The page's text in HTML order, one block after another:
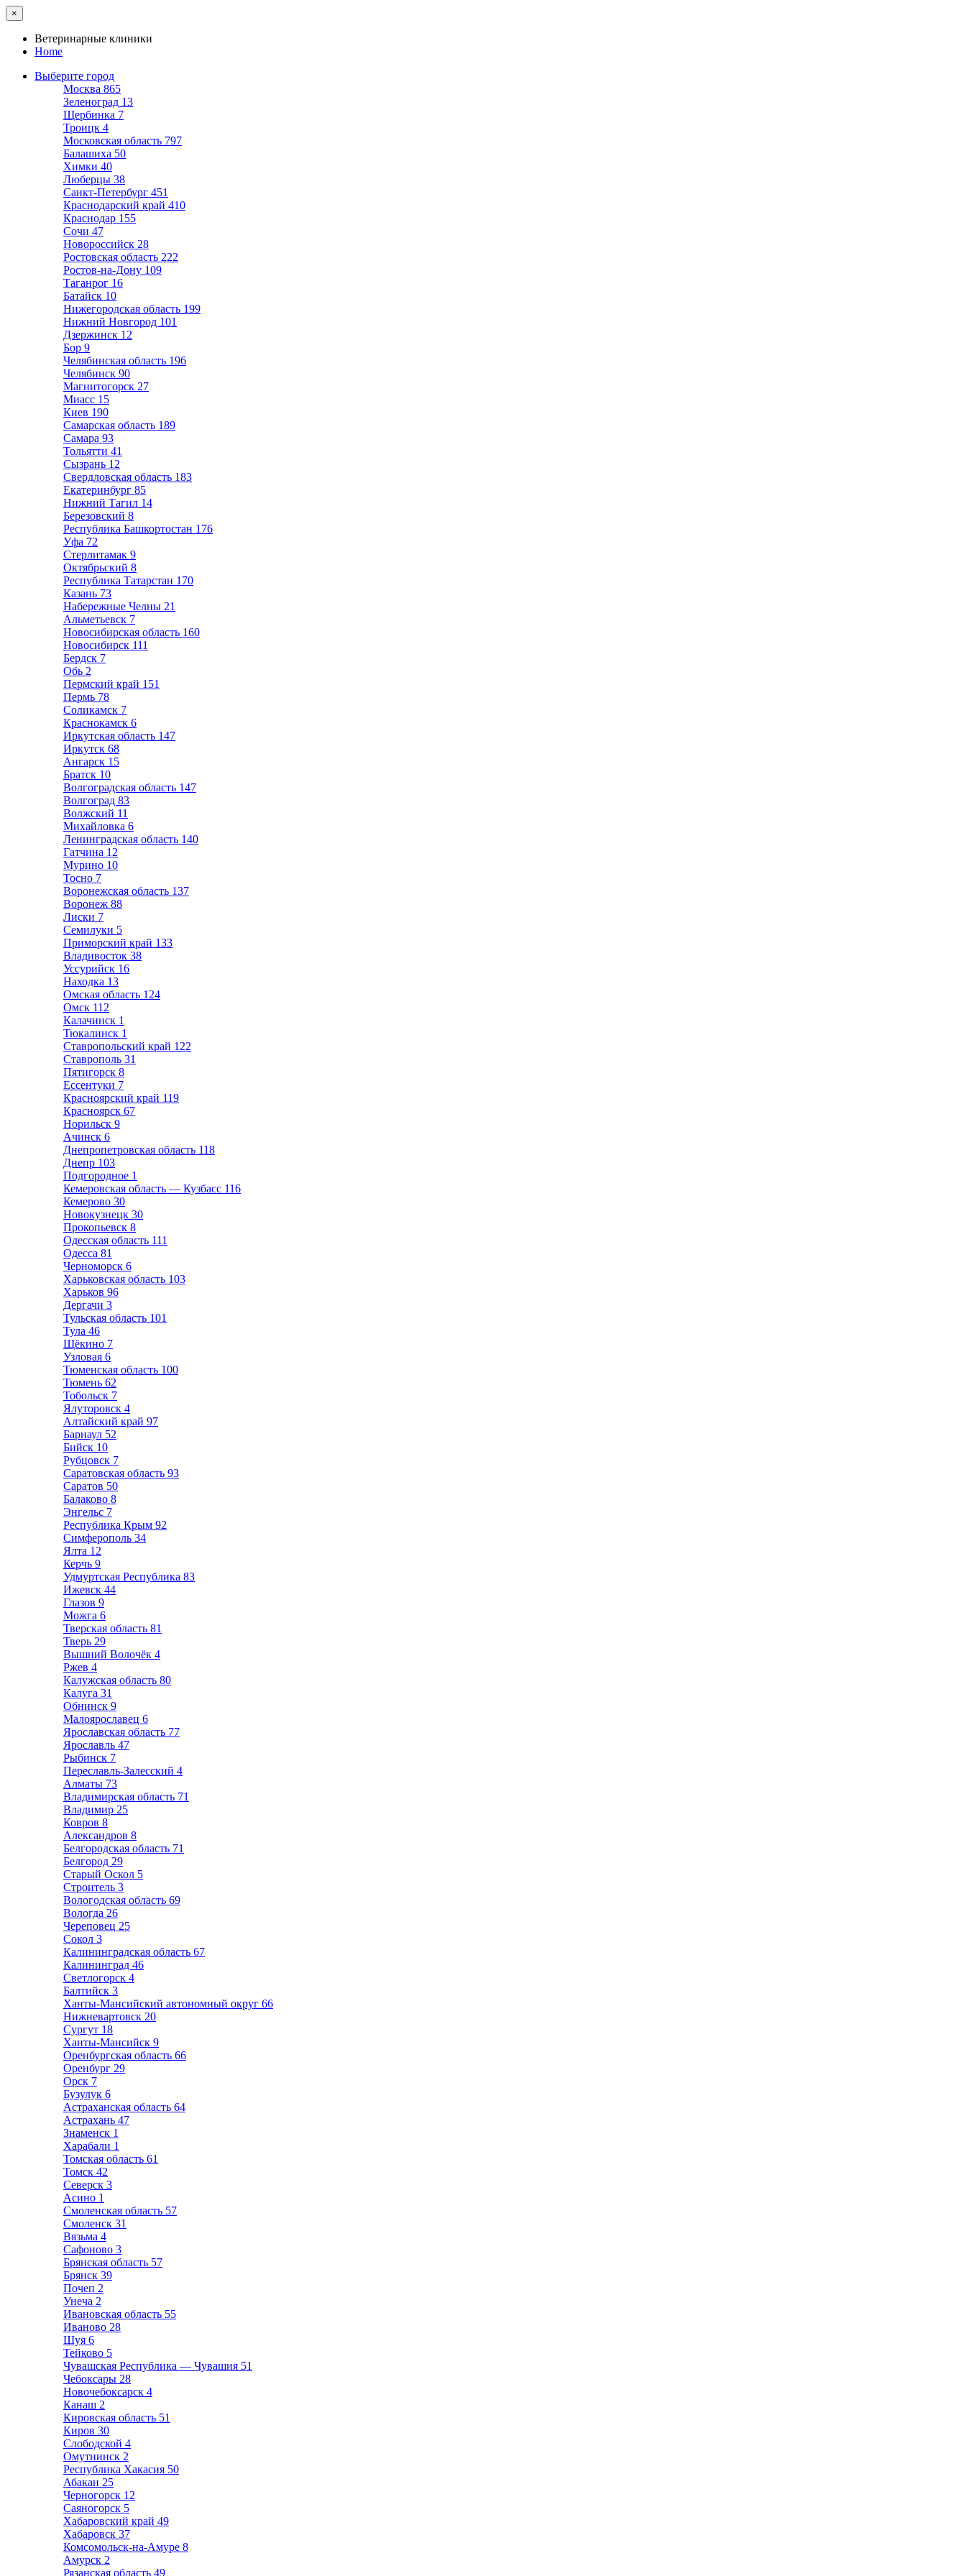
×
Ветеринарные клиники
Home
Выберите город
Москва 865
Зеленоград 13
Щербинка 7
Троицк 4
Московская область 797
Балашиха 50
Химки 40
Люберцы 38
Санкт-Петербург 451
Краснодарский край 410
Краснодар 155
Сочи 47
Новороссийск 28
Ростовская область 222
Ростов-на-Дону 109
Таганрог 16
Батайск 10
Нижегородская область 199
Нижний Новгород 101
Дзержинск 12
Бор 9
Челябинская область 196
Челябинск 90
Магнитогорск 27
Миасс 15
Киев 190
Самарская область 189
Самара 93
Тольятти 41
Сызрань 12
Свердловская область 183
Екатеринбург 85
Нижний Тагил 14
Березовский 8
Республика Башкортостан 176
Уфа 72
Стерлитамак 9
Октябрьский 8
Республика Татарстан 170
Казань 73
Набережные Челны 21
Альметьевск 7
Новосибирская область 160
Новосибирск 111
Бердск 7
Обь 2
Пермский край 151
Пермь 78
Соликамск 7
Краснокамск 6
Иркутская область 147
Иркутск 68
Ангарск 15
Братск 10
Волгоградская область 147
Волгоград 83
Волжский 11
Михайловка 6
Ленинградская область 140
Гатчина 12
Мурино 10
Тосно 7
Воронежская область 137
Воронеж 88
Лиски 7
Семилуки 5
Приморский край 133
Владивосток 38
Уссурийск 16
Находка 13
Омская область 124
Омск 112
Калачинск 1
Тюкалинск 1
Ставропольский край 122
Ставрополь 31
Пятигорск 8
Ессентуки 7
Красноярский край 119
Красноярск 67
Норильск 9
Ачинск 6
Днепропетровская область 118
Днепр 103
Подгородное 1
Кемеровская область — Кузбасс 116
Кемерово 30
Новокузнецк 30
Прокопьевск 8
Одесская область 111
Одесса 81
Черноморск 6
Харьковская область 103
Харьков 96
Дергачи 3
Тульская область 101
Тула 46
Щёкино 7
Узловая 6
Тюменская область 100
Тюмень 62
Тобольск 7
Ялуторовск 4
Алтайский край 97
Барнаул 52
Бийск 10
Рубцовск 7
Саратовская область 93
Саратов 50
Балаково 8
Энгельс 7
Республика Крым 92
Симферополь 34
Ялта 12
Керчь 9
Удмуртская Республика 83
Ижевск 44
Глазов 9
Можга 6
Тверская область 81
Тверь 29
Вышний Волочёк 4
Ржев 4
Калужская область 80
Калуга 31
Обнинск 9
Малоярославец 6
Ярославская область 77
Ярославль 47
Рыбинск 7
Переславль-Залесский 4
Алматы 73
Владимирская область 71
Владимир 25
Ковров 8
Александров 8
Белгородская область 71
Белгород 29
Старый Оскол 5
Строитель 3
Вологодская область 69
Вологда 26
Череповец 25
Сокол 3
Калининградская область 67
Калининград 46
Светлогорск 4
Балтийск 3
Ханты-Мансийский автономный округ 66
Нижневартовск 20
Сургут 18
Ханты-Мансийск 9
Оренбургская область 66
Оренбург 29
Орск 7
Бузулук 6
Астраханская область 64
Астрахань 47
Знаменск 1
Харабали 1
Томская область 61
Томск 42
Северск 3
Асино 1
Смоленская область 57
Смоленск 31
Вязьма 4
Сафоново 3
Брянская область 57
Брянск 39
Почеп 2
Унеча 2
Ивановская область 55
Иваново 28
Шуя 6
Тейково 5
Чувашская Республика — Чувашия 51
Чебоксары 28
Новочебоксарск 4
Канаш 2
Кировская область 51
Киров 30
Слободской 4
Омутнинск 2
Республика Хакасия 50
Абакан 25
Черногорск 12
Саяногорск 5
Хабаровский край 49
Хабаровск 37
Комсомольск-на-Амуре 8
Амурск 2
Рязанская область 49